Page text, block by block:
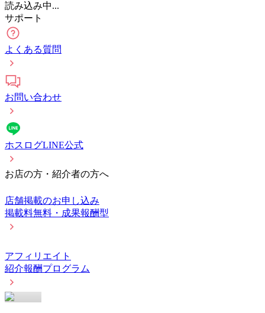
読み込み中...
サポート
よくある質問
お問い合わせ
ホスログLINE公式
お店の方・紹介者の方へ
店舗掲載のお申し込み
掲載料無料・成果報酬型
アフィリエイト
紹介報酬プログラム